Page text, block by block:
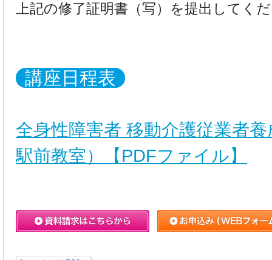
上記の修了証明書（写）を提出してく
講座日程表
全身性障害者 移動介護従業者
駅前教室）【PDFファイル】